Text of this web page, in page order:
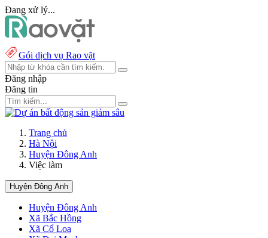
Đang xử lý...
Gói dịch vụ Rao vặt
Đăng nhập
Đăng tin
Trang chủ
Hà Nội
Huyện Đông Anh
Việc làm
Huyện Đông Anh
Huyện Đông Anh
Xã Bắc Hồng
Xã Cổ Loa